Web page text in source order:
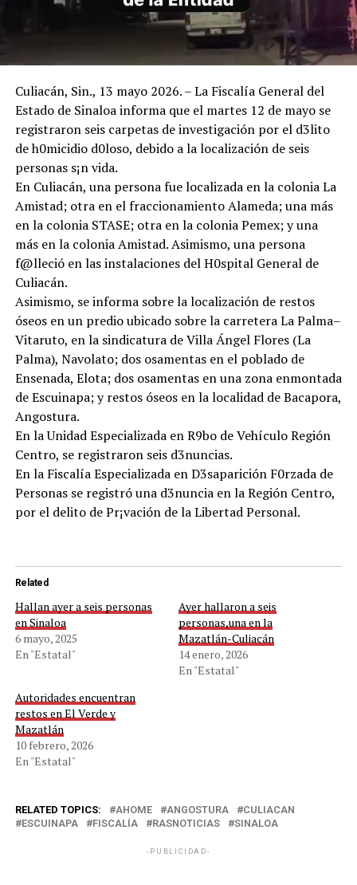
Culiacán, Sin., 13 mayo 2026. – La Fiscalía General del
Estado de Sinaloa informa que el martes 12 de mayo se
registraron seis carpetas de investigación por el d3lito
de h0micidio d0loso, debido a la localización de seis
personas s¡n vida.
En Culiacán, una persona fue localizada en la colonia La
Amistad; otra en el fraccionamiento Alameda; una más
en la colonia STASE; otra en la colonia Pemex; y una
más en la colonia Amistad. Asimismo, una persona
f@lleció en las instalaciones del H0spital General de
Culiacán.
Asimismo, se informa sobre la localización de restos
óseos en un predio ubicado sobre la carretera La Palma–
Vitaruto, en la sindicatura de Villa Ángel Flores (La
Palma), Navolato; dos osamentas en el poblado de
Ensenada, Elota; dos osamentas en una zona enmontada
de Escuinapa; y restos óseos en la localidad de Bacapora,
Angostura.
En la Unidad Especializada en R9bo de Vehículo Región
Centro, se registraron seis d3nuncias.
En la Fiscalía Especializada en D3saparición F0rzada de
Personas se registró una d3nuncia en la Región Centro,
por el delito de Pr¡vación de la Libertad Personal.
Related
Hallan ayer a seis personas
en Sinaloa
6 mayo, 2025
En "Estatal"
Ayer hallaron a seis
personas,una en la
Mazatlán-Culiacán
14 enero, 2026
En "Estatal"
Autoridades encuentran
restos en El Verde y
Mazatlán
10 febrero, 2026
En "Estatal"
RELATED TOPICS: AHOME ANGOSTURA
CULIACAN
ESCUINAPA
FISCALÍA RASNOTICIAS SINALOA
-PUBLICIDAD-